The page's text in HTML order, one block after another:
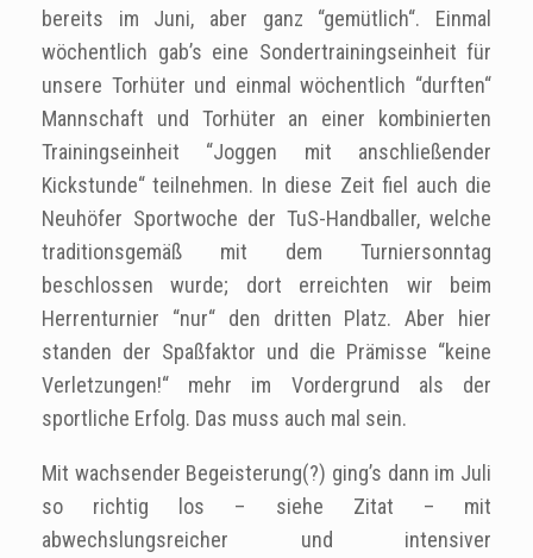
bereits im Juni, aber ganz “gemütlich“. Einmal
wöchentlich gab’s eine Sondertrainingseinheit für
unsere Torhüter und einmal wöchentlich “durften“
Mannschaft und Torhüter an einer kombinierten
Trainingseinheit “Joggen mit anschließender
Kickstunde“ teilnehmen. In diese Zeit fiel auch die
Neuhöfer Sportwoche der TuS-Handballer, welche
traditionsgemäß mit dem Turniersonntag
beschlossen wurde; dort erreichten wir beim
Herrenturnier “nur“ den dritten Platz. Aber hier
standen der Spaßfaktor und die Prämisse “keine
Verletzungen!“ mehr im Vordergrund als der
sportliche Erfolg. Das muss auch mal sein.
Mit wachsender Begeisterung(?) ging’s dann im Juli
so richtig los – siehe Zitat – mit
abwechslungsreicher und intensiver